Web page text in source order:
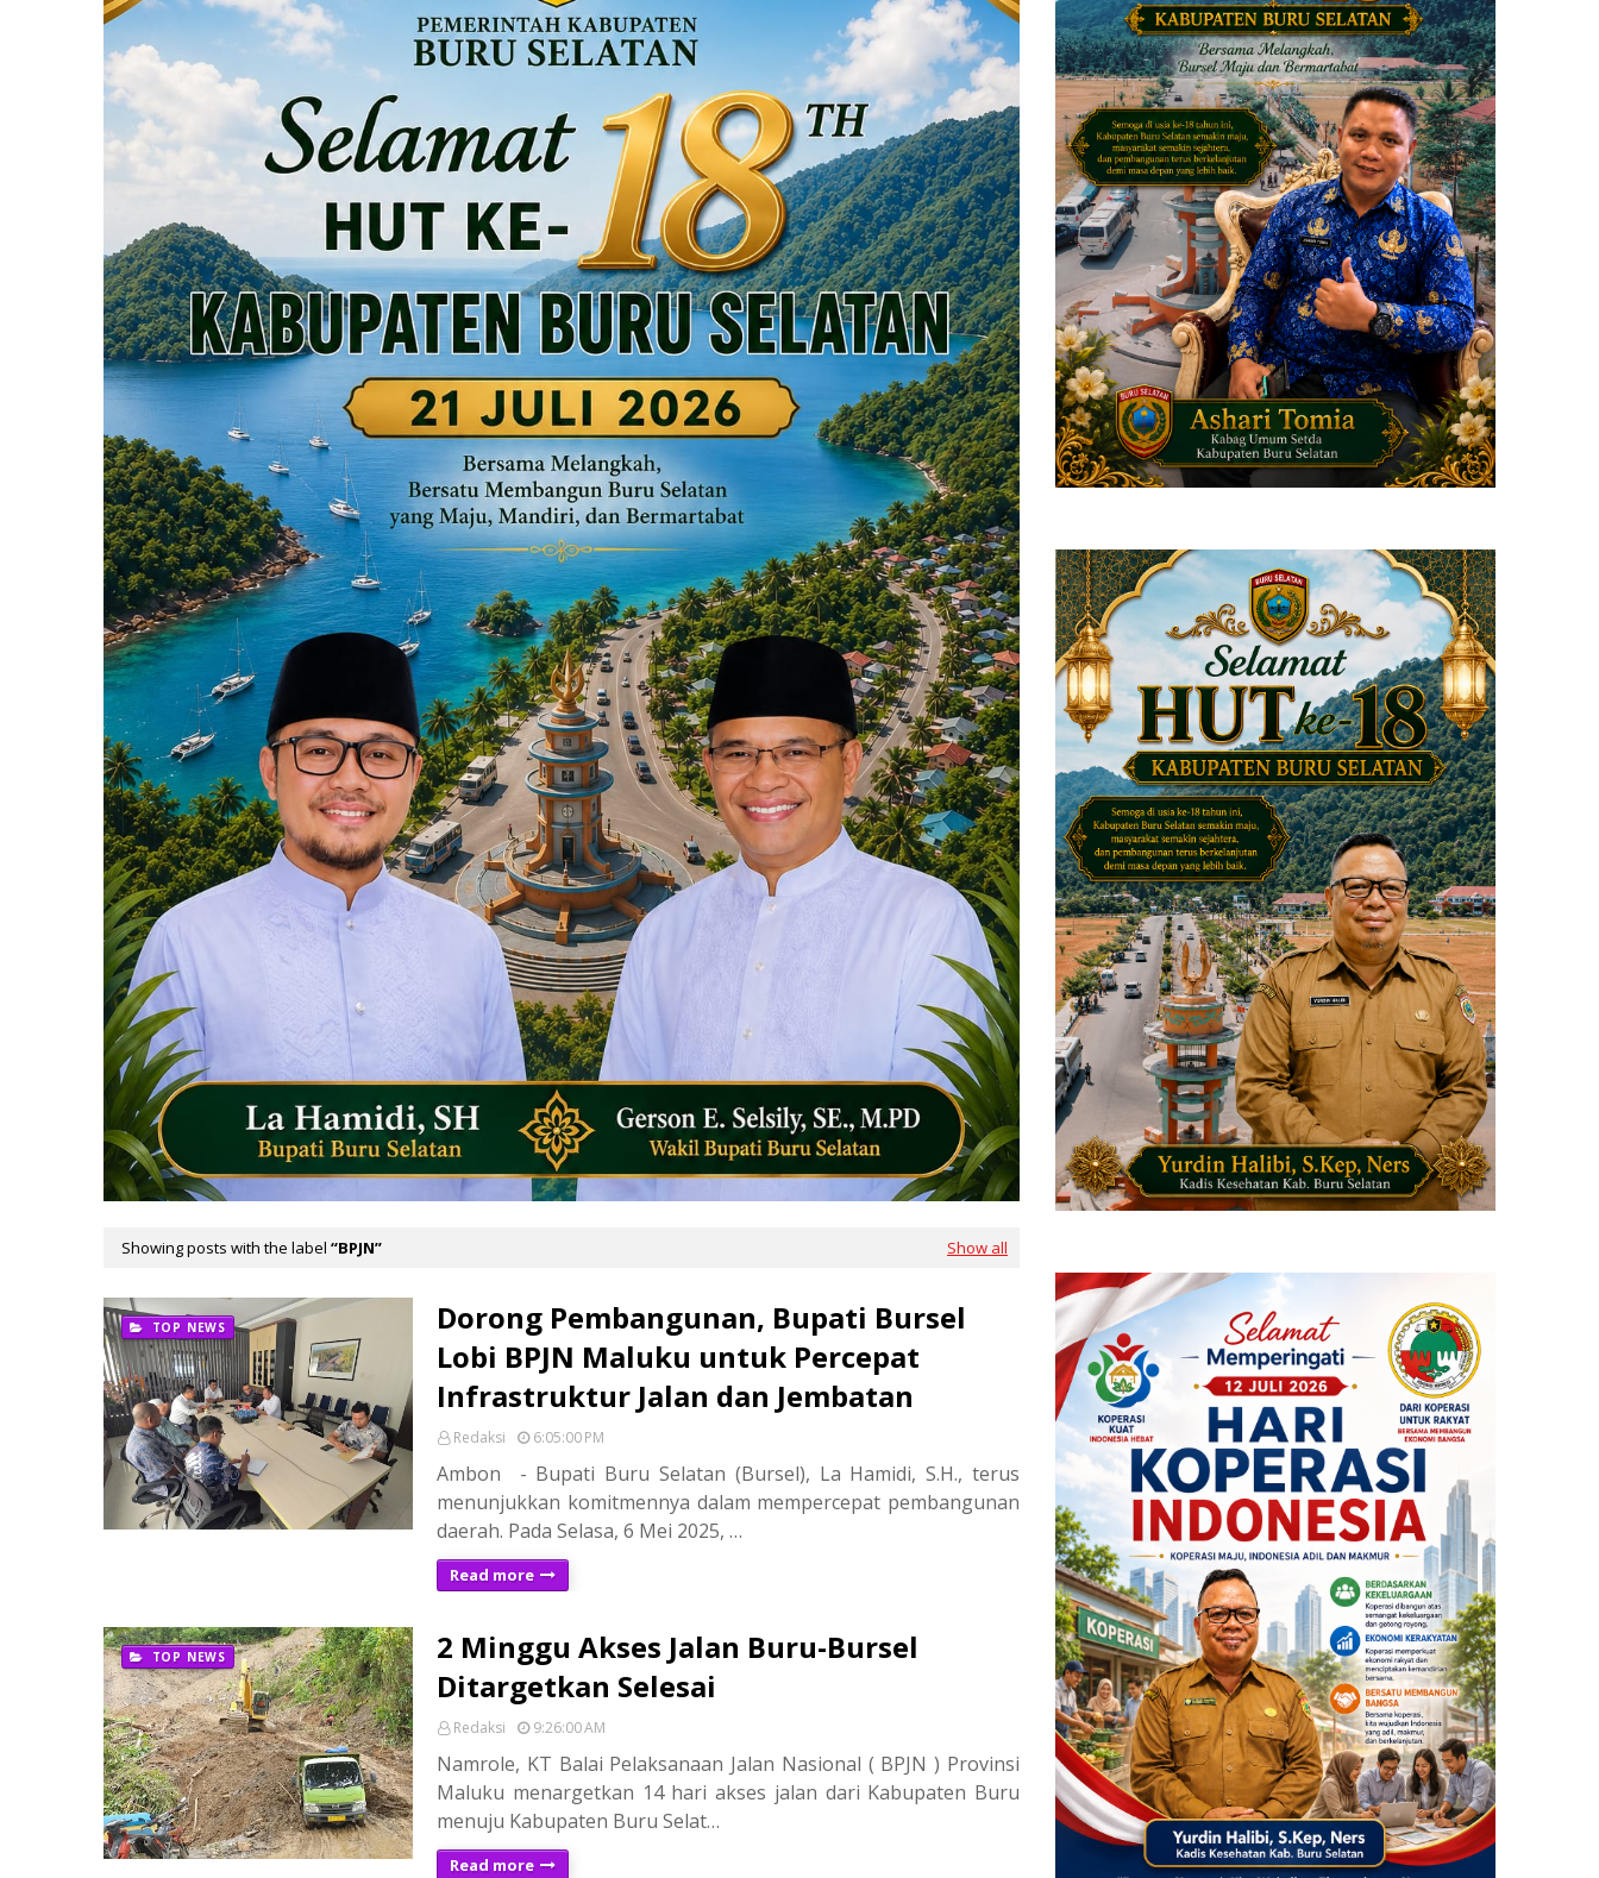
Showing posts with the label BPJN Show all
TOP NEWS
Dorong Pembangunan, Bupati Bursel
Lobi BPJN Maluku untuk Percepat
Infrastruktur Jalan dan Jembatan
Redaksi 6:05:00 PM
Ambon - Bupati Buru Selatan (Bursel), La Hamidi, S.H., terus
menunjukkan komitmennya dalam mempercepat pembangunan
daerah. Pada Selasa, 6 Mei 2025, …
Read more
TOP NEWS
2 Minggu Akses Jalan Buru-Bursel
Ditargetkan Selesai
Redaksi 9:26:00 AM
Namrole, KT Balai Pelaksanaan Jalan Nasional ( BPJN ) Provinsi
Maluku menargetkan 14 hari akses jalan dari Kabupaten Buru
menuju Kabupaten Buru Selat…
Read more